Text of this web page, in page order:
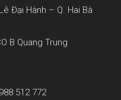
Đại Hành – Q. Hai Bà
B Quang Trung
512 772